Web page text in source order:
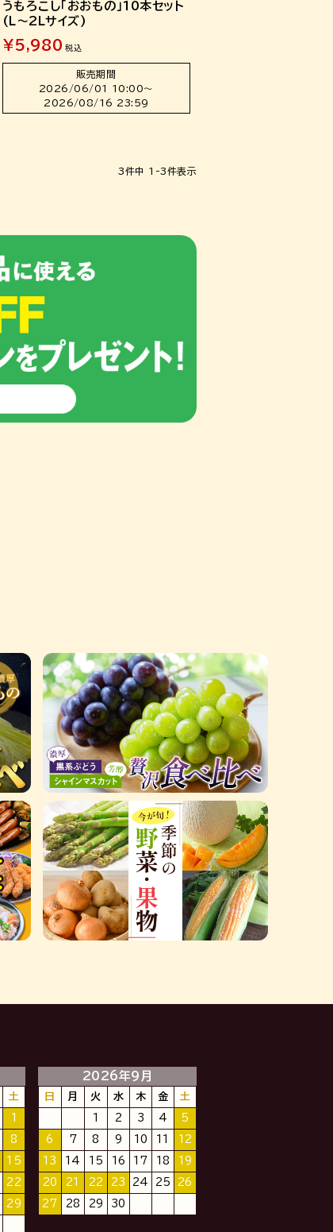
うもろこし「おおもの」10本セット
(L～2Lサイズ)
¥ 5,980 税込
販売期間
2026/06/01 10:00〜
2026/08/16 23:59
3件中 1 -3件表示
土
8
15
22
29
2026年9月
日 月 火 水 木 金 土
2 3 4 5
6 7 8 9 10 12
13 14 15 16 17 18 19
20 21 22 23 24 25 26
27 28 29 30